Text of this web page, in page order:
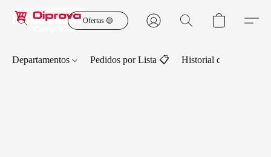
Ofertas 🟡
Departamentos Pedidos por Lista 📋 Historial de Pedidos